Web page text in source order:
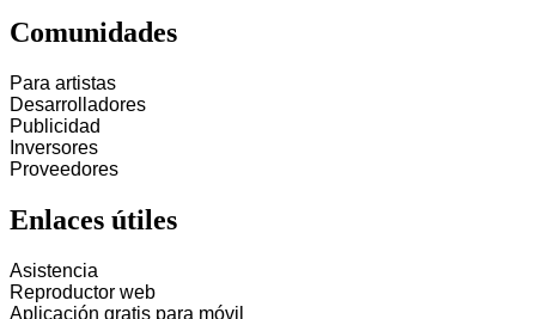
Comunidades
Para artistas
Desarrolladores
Publicidad
Inversores
Proveedores
Enlaces útiles
Asistencia
Reproductor web
Aplicación gratis para móvil